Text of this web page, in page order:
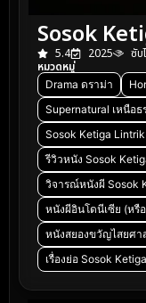
Sosok
5.4 2025 ซับ
หมวดหมู่
Drama ดราม่า
Supernatural เหนือธ
Sosok Ketiga
รีวิวหนัง Sosok
วิจารณ์หนังผี Sosok
หนังผีอินโดนีเซีย (หรื
หนังสยองขวัญไสยศา
เรื่องย่อ Sosok